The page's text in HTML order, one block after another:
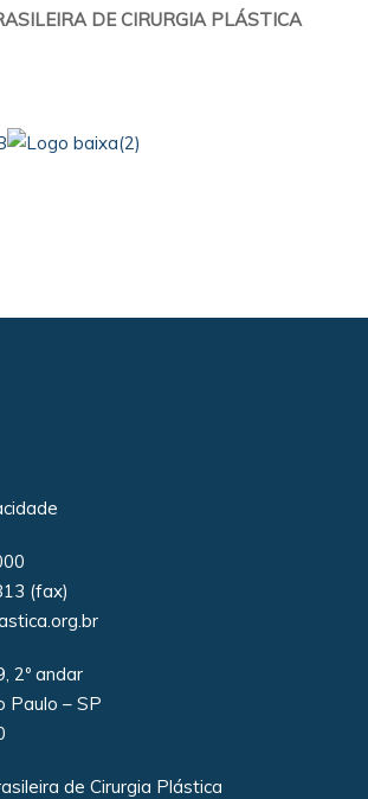
DE CIRURGIA PLÁSTICA
(fax)
2º andar
Paulo – SP
de Cirurgia Plástica